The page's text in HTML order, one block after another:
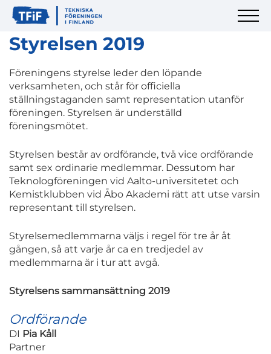
Styrelsen 2019
Föreningens styrelse leder den löpande
verksamheten, och står för officiella
ställningstaganden samt representation utanför
föreningen. Styrelsen är underställd
föreningsmötet.
Styrelsen består av ordförande, två vice ordförande
samt sex ordinarie medlemmar. Dessutom har
Teknologföreningen vid Aalto-universitetet och
Kemistklubben vid Åbo Akademi rätt att utse varsin
representant till styrelsen.
Styrelsemedlemmarna väljs i regel för tre år åt
gången, så att varje år ca en tredjedel av
medlemmarna är i tur att avgå.
Styrelsens sammansättning 2019
Ordförande
DI Pia Kåll
Partner